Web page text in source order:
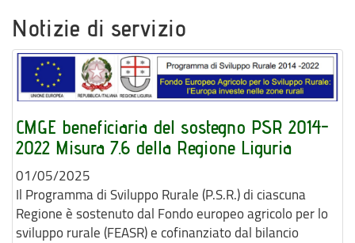
Notizie di servizio
CMGE beneficiaria del sostegno PSR 2014-
2022 Misura 7.6 della Regione Liguria
01/05/2025
Il Programma di Sviluppo Rurale (P.S.R.) di ciascuna
Regione è sostenuto dal Fondo europeo agricolo per lo
sviluppo rurale (FEASR) e cofinanziato dal bilancio